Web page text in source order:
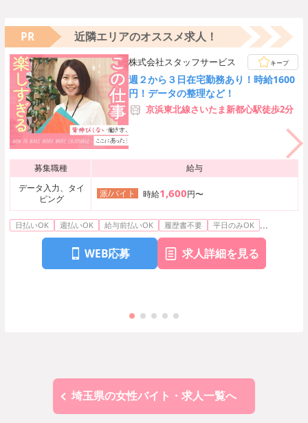
PR 近隣エリアのオススメ求人！
株式会社スタッフサービス キープ
週２から３日在宅勤務あり！時給1600
円！データの整理など！
京浜東北線さいたま新都心駅徒歩2分
募集職種
給与
データ入力、タイ
ピング
派/バイト 時給1,600円〜
日払いOK 週払いOK 給与前払いOK 履歴書不要 平日のみOK ...
WEB応募 求人詳細を見る
埼玉県の女性バイト・求人一覧へ